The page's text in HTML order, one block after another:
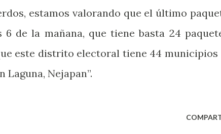
estamos valorando que el último
de la mañana, que tiene basta 24
este distrito electoral tiene 44 municipios
Nejapan”.